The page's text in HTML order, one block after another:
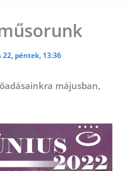
22, péntek, 13:36
májusban,